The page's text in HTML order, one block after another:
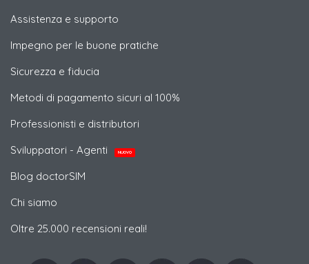
Assistenza e supporto
Impegno per le buone pratiche
Sicurezza e fiducia
Metodi di pagamento sicuri al 100%
Professionisti e distributori
Sviluppatori - Agenti
NUOVO
Blog doctorSIM
Chi siamo
Oltre 25.000 recensioni reali!